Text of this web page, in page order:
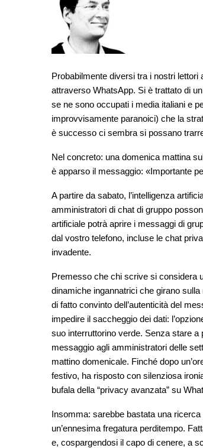
Probabilmente diversi tra i nostri lettori
attraverso WhatsApp. Si è trattato di
se ne sono occupati i media italiani e
improvvisamente paranoici) che la
è successo ci sembra si possano
Nel concreto: una domenica mattina
è apparso il messaggio: «Importante
A partire da sabato, l’intelligenza
amministratori di chat di gruppo
artificiale potrà aprire i messaggi di
dal vostro telefono, incluse le chat
invadente.
Premesso che chi scrive si considera
dinamiche ingannatrici che girano
di fatto convinto dell’autenticità del
impedire il saccheggio dei dati:
suo interruttorino verde. Senza stare
messaggio agli amministratori delle
mattino domenicale. Finché dopo
festivo, ha risposto con silenziosa
bufala della “privacy avanzata” su
Insomma: sarebbe bastata una
un’ennesima fregatura perditempo.
e, cospargendosi il capo di cenere, a